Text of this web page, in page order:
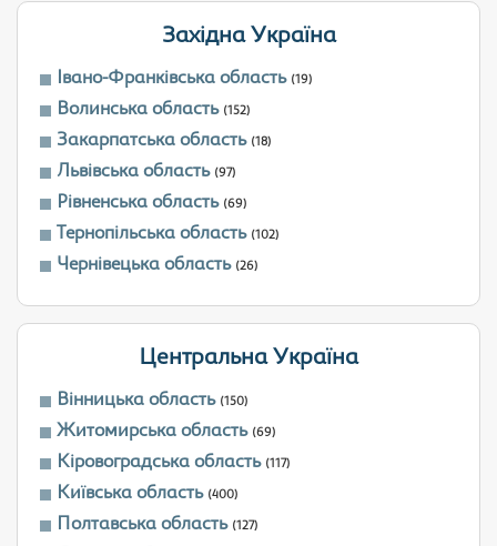
Західна Україна
Івано-Франківська область (19)
Волинська область (152)
Закарпатська область (18)
Львівська область (97)
Рівненська область (69)
Тернопільська область (102)
Чернівецька область (26)
Центральна Україна
Вінницька область (150)
Житомирська область (69)
Кіровоградська область (117)
Київська область (400)
Полтавська область (127)